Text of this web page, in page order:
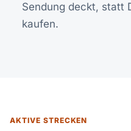
Sendung deckt, statt
kaufen.
AKTIVE STRECKEN